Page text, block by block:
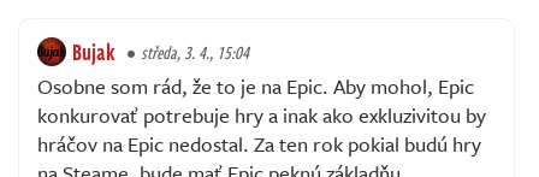
Bujak středa, 3. 4., 15:04
Osobne som rád, že to je na Epic. Aby mohol, Epic
konkurovať potrebuje hry a inak ako exkluzivitou by
hráčov na Epic nedostal. Za ten rok pokial budú hry